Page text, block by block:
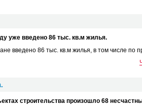
уже введено 86 тыс. кв.м жилья.
введено 86 тыс. кв.м жилья, в том числе
строительства произошло 68